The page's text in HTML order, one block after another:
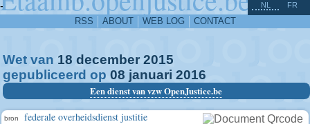
-
RSS ABOUT WEB LOG CONTACT
NL FR
Wet van 18 december 2015
gepubliceerd op 08 januari 2016
Een dienst van vzw OpenJustice.be
bron federale overheidsdienst justitie
^